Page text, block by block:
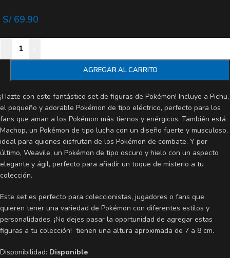
S/69.90
AGREGAR AL CARRITO
¡Hazte con este fantástico set de figuras de Pokémon! Incluye a Pichu,
el pequeño y adorable Pokémon de tipo eléctrico, perfecto para los
fans que aman a los Pokémon más tiernos y enérgicos. También está
Machop, un Pokémon de tipo lucha con un diseño fuerte y musculoso,
ideal para quienes disfrutan de los Pokémon de combate. Y por
último, Weavile, un Pokémon de tipo oscuro y hielo con un aspecto
elegante y ágil, perfecto para añadir un toque de misterio a tu
colección.
Este set es perfecto para coleccionistas, jugadores o fans que
quieren tener una variedad de Pokémon con diferentes estilos y
personalidades. ¡No dejes pasar la oportunidad de agregar estas
figuras a tu colección! tienen una altura aproximada de 7 a 8 cm.
Disponibilidad: Disponible